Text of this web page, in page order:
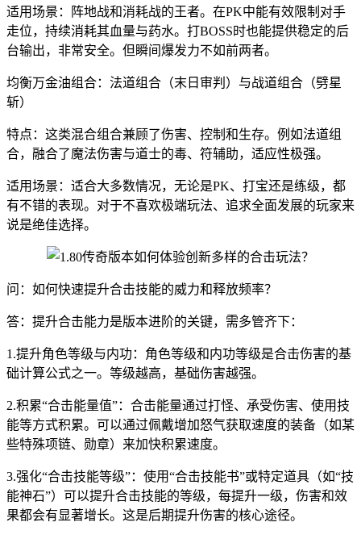
适用场景：阵地战和消耗战的王者。在PK中能有效限制对手
走位，持续消耗其血量与药水。打BOSS时也能提供稳定的后
台输出，非常安全。但瞬间爆发力不如前两者。
均衡万金油组合：法道组合（末日审判）与战道组合（劈星
斩）
特点：这类混合组合兼顾了伤害、控制和生存。例如法道组
合，融合了魔法伤害与道士的毒、符辅助，适应性极强。
适用场景：适合大多数情况，无论是PK、打宝还是练级，都
有不错的表现。对于不喜欢极端玩法、追求全面发展的玩家来
说是绝佳选择。
问：如何快速提升合击技能的威力和释放频率？
答：提升合击能力是版本进阶的关键，需多管齐下：
1.提升角色等级与内功：角色等级和内功等级是合击伤害的基
础计算公式之一。等级越高，基础伤害越强。
2.积累“合击能量值”：合击能量通过打怪、承受伤害、使用技
能等方式积累。可以通过佩戴增加怒气获取速度的装备（如某
些特殊项链、勋章）来加快积累速度。
3.强化“合击技能等级”：使用“合击技能书”或特定道具（如“技
能神石”）可以提升合击技能的等级，每提升一级，伤害和效
果都会有显著增长。这是后期提升伤害的核心途径。